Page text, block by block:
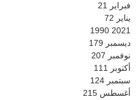
فبراير 21
يناير 72
2021
1990
ديسمبر 179
نوفمبر 207
أكتوبر 111
سبتمبر 124
أغسطس 215